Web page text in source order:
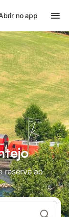
no app
reserve ao